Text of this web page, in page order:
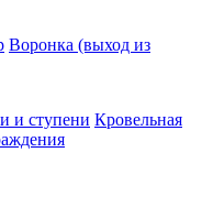
Воронка (выход из
и ступени Кровельная